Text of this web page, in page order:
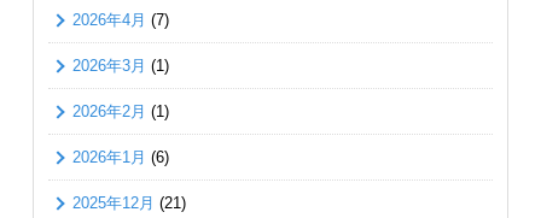
2026年4月 (7)
2026年3月 (1)
2026年2月 (1)
2026年1月 (6)
2025年12月 (21)